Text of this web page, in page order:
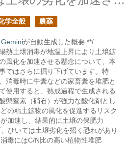
学全般 農薬
Geminiが自動生成した概要 **/
熱土壌消毒が地温上昇により土壌鉱
風化を加速させる懸念について、本
ではさらに掘り下げています。特
消毒時に牛糞などの家畜糞を堆肥と
使用すると、熟成過程で生成される
態窒素（硝石）が強力な酸化剤とし
の粘土鉱物の風化を促進するリスク
加速し、結果的に土壌の保肥力
ひいては土壌劣化を招く恐れがあり
毒にはC/N比の高い植物性堆肥